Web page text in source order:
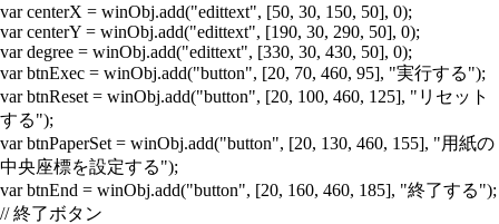
var centerX = winObj.add("edittext", [50, 30, 150, 50], 0);
var centerY = winObj.add("edittext", [190, 30, 290, 50], 0);
var degree = winObj.add("edittext", [330, 30, 430, 50], 0);
var btnExec = winObj.add("button", [20, 70, 460, 95], "実行する");
var btnReset = winObj.add("button", [20, 100, 460, 125], "リセット
する");
var btnPaperSet = winObj.add("button", [20, 130, 460, 155], "用紙の
中央座標を設定する");
var btnEnd = winObj.add("button", [20, 160, 460, 185], "終了する");
// 終了ボタン